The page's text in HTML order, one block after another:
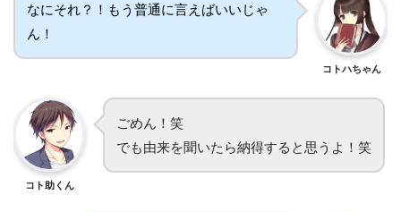
なにそれ？！もう普通に言えばいいじゃ
ん！
コトハちゃん
コト助くん
ごめん！笑
でも由来を聞いたら納得すると思うよ！笑